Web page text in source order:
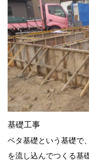
基礎工事
ベタ基礎という基礎で
を流し込んでつくる基